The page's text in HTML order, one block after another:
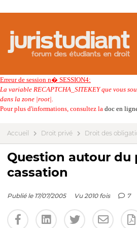
Erreur de session n� SESSION4:
La variable RECAPTCHA_SITEKEY que vous
dans la zone |root|.
Pour plus d'informations, consultez la doc en
Accueil Droit privé Droit des
Question autour du
cassation
Publié le 17/07/2005 Vu 2010 fois 7